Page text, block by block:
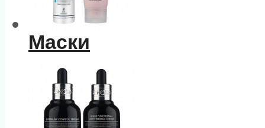
Маски